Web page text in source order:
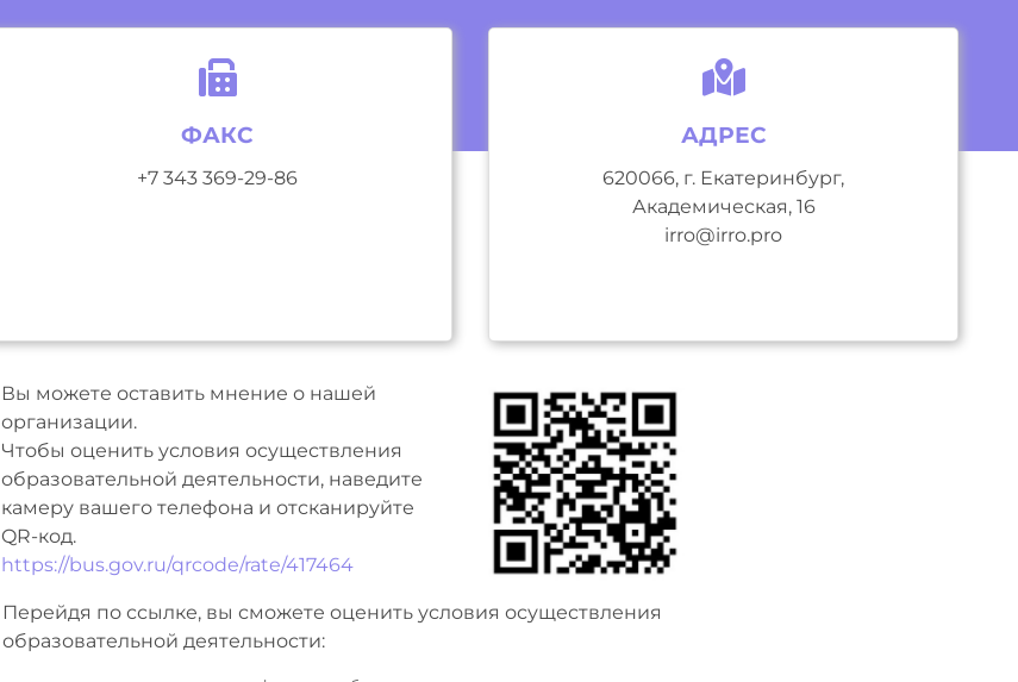
ФАКС
+7 343 369-29-86
АДРЕС
620066, г. Екатеринбург,
Академическая, 16
irro@irro.pro
Вы можете оставить мнение о нашей
организации.
Чтобы оценить условия осуществления
образовательной деятельности, наведите
камеру вашего телефона и отсканируйте
QR-код.
https://bus.gov.ru/qrcode/rate/417464
Перейдя по ссылке, вы сможете оценить условия осуществления
образовательной деятельности: